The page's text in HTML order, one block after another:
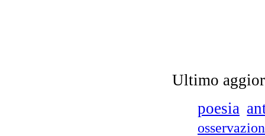
Ultimo
poesia